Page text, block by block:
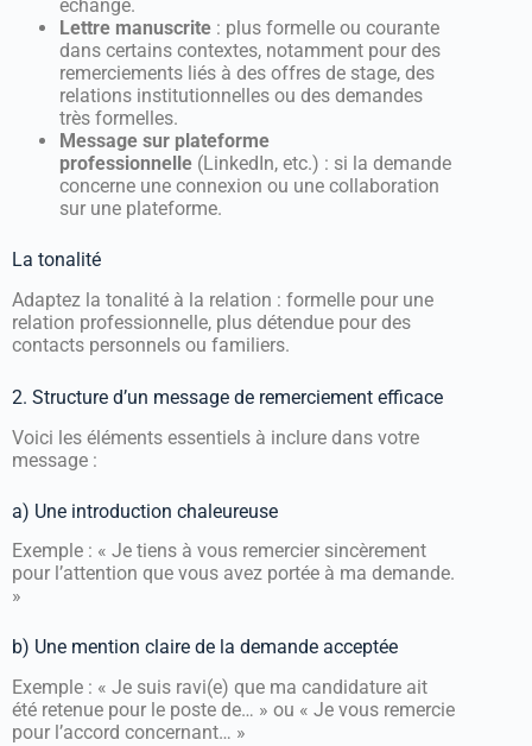
échange.
Lettre manuscrite : plus formelle ou courante
dans certains contextes, notamment pour des
remerciements liés à des offres de stage, des
relations institutionnelles ou des demandes
très formelles.
Message sur plateforme
professionnelle (LinkedIn, etc.) : si la demande
concerne une connexion ou une collaboration
sur une plateforme.
La tonalité
Adaptez la tonalité à la relation : formelle pour une
relation professionnelle, plus détendue pour des
contacts personnels ou familiers.
2. Structure d’un message de remerciement efficace
Voici les éléments essentiels à inclure dans votre
message :
a) Une introduction chaleureuse
Exemple : « Je tiens à vous remercier sincèrement
pour l’attention que vous avez portée à ma demande.
»
b) Une mention claire de la demande acceptée
Exemple : « Je suis ravi(e) que ma candidature ait
été retenue pour le poste de… » ou « Je vous remercie
pour l’accord concernant… »